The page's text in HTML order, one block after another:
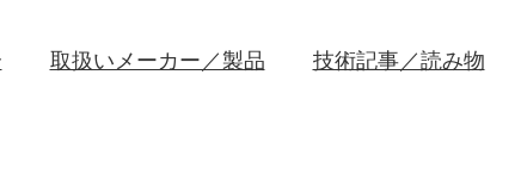
取扱いメーカー／製品 技術記事／読み物